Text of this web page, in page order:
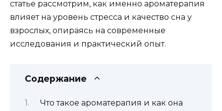
статье рассмотрим, как именно ароматерапия
влияет на уровень стресса и качество сна у
взрослых, опираясь на современные
исследования и практический опыт.
Содержание
Что такое ароматерапия и как она